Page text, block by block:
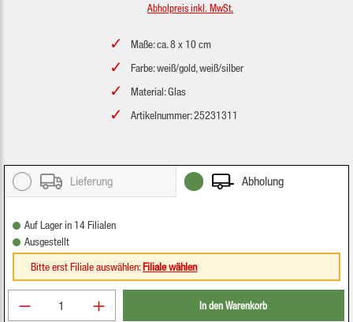
Abholpreis inkl. MwSt.
Maße: ca. 8 x 10 cm
Farbe: weiß/gold, weiß/silber
Material: Glas
Artikelnummer: 25231311
Lieferung Abholung
Auf Lager in 14 Filialen
Ausgestellt
Bitte erst Filiale auswählen:Filiale wählen
Produkt Anzahl: Gib den gewünschten Wert ein
In den Warenkorb